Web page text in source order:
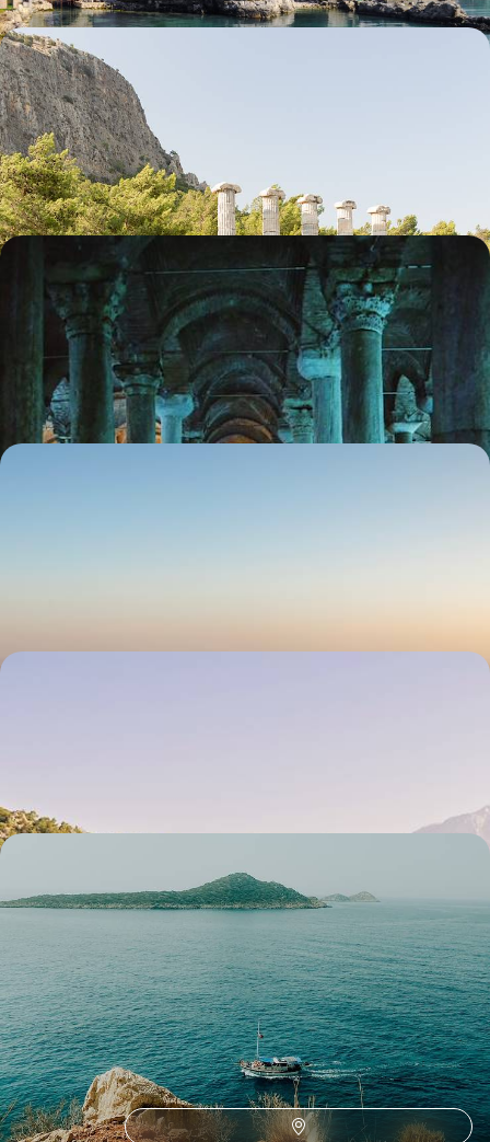
Du site d'Éphèse à Antalya - Sur les traces de la
Turquie antique
La liberté automobile pour rallier les plus beaux sites archéologiques de
la Turquie occidentale
10 jours, de CHF 2400 à CHF 3300
La Cappadoce et Istanbul - Des églises
troglodytiques à la mosquée Bleue
En une semaine, se familiariser avec deux profils de la Turquie, à la
croisée des continents, des époques et des cultures
7 jours, de CHF 2700 à CHF 3500
grand tour de Turquie
En un grand voyage, conjuguer sites archéologiques majeurs, bains de
mer et charme féérique de la Cappadoce
17 jours, de CHF 3200 à CHF 4300
Toutes nos suggestions de voyages en Turquie (13)